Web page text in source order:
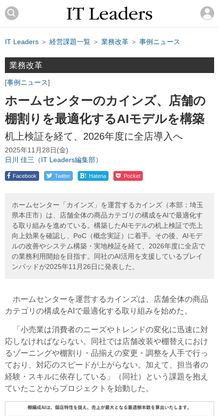
IT Leaders ＞ 経営課題一覧 ＞ 業務改革 ＞ 事例ニュース
業務改革
事例ニュース
ホームセンターのカインズ、店舗の
棚割りを最適化するAIモデルを構築
机上検証を経て、2026年度に全店導入へ
2025年11月28日(金)
日川 佳三（IT Leaders編集部）
Facebook Twitter ! Hatena Pocket
ホームセンター「カインズ」を運営するカインズ（本部：埼玉
県本庄市）は、店舗全体の商品カテゴリの構成をAIで最適化す
る取り組みを進めている。構築したAIモデルの机上検証で売上
向上効果を確認し、PoC（概念実証）に着手。その後、AIモデ
ルの改善やシステム構築・実地検証を経て、2026年度に全店で
の業務利用開始を目指す。同社のAI活用を支援しているブレイ
ンパッドが2025年11月26日に発表した。
ホームセンターを運営するカインズは、店舗全体の商品
カテゴリの構成をAIで最適化する取り組みを始めた。
「小売業は消費者のニーズやトレンドの変化に迅速に対
応しなければならない。同社では店舗改装や棚替えにおけ
るゾーニングや棚割り・品揃えの変更・調整を人手で行っ
ており、対応のスピードが上がらない。加えて、担当者の
経験・スキルに依存している」（同社）という課題を抱え
ていたことからプロジェクトを始動した。